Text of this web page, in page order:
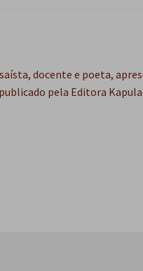
docente e poeta,
pela Editora